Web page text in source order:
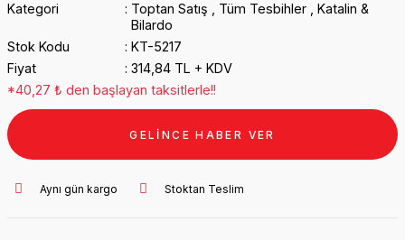
Kategori Toptan Satış Tüm Tesbihler
Katalin &
Bilardo
Stok Kodu
KT-5217
Fiyat
314,84 TL + KDV
*40,27 ₺ den başlayan taksitlerle!!
GELİNCE HABER VER
Aynı gün kargo Stoktan Teslim